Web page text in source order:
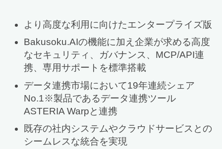
より高度な利用に向けたエンタープライズ版
Bakusoku.AIの機能に加え企業が求める高度
なセキュリティ、ガバナンス、MCP/API連
携、専用サポートを標準搭載
データ連携市場において19年連続シェア
No.1※製品であるデータ連携ツール
ASTERIA Warpと連携
既存の社内システムやクラウドサービスとの
シームレスな統合を実現